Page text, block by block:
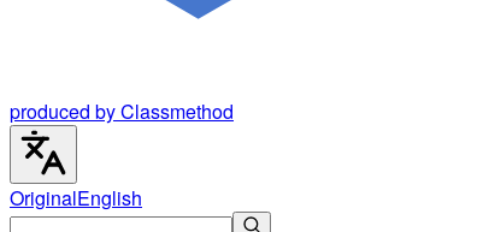
produced by Classmethod
OriginalEnglish